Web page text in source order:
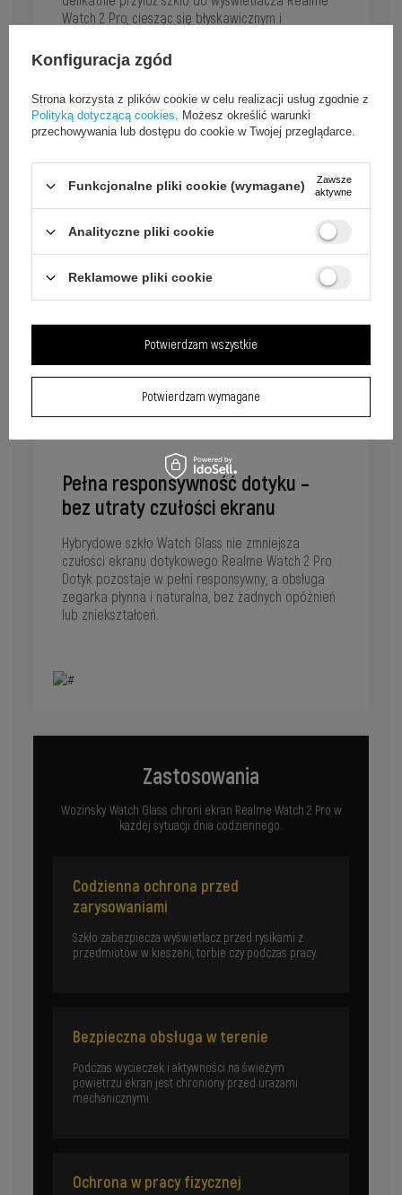
Watch 2 Pro, ciesząc się błyskawicznym i
Pełna responsywność dotyku –
bez utraty czułości ekranu
Hybrydowe szkło Watch Glass nie zmniejsza
czułości ekranu dotykowego Realme Watch 2 Pro.
Dotyk pozostaje w pełni responsywny, a obsługa
zegarka płynna i naturalna, bez żadnych opóźnień
lub zniekształceń.
Zastosowania
Wozinsky Watch Glass chroni ekran Realme Watch 2 Pro w
każdej sytuacji dnia codziennego.
Codzienna ochrona przed
zarysowaniami
Szkło zabezpiecza wyświetlacz przed rysikami z
przedmiotów w kieszeni, torbie czy podczas pracy.
Bezpieczna obsługa w terenie
Podczas wycieczek i aktywności na świeżym
powietrzu ekran jest chroniony przed urazami
mechanicznymi.
Ochrona w pracy fizycznej
Konfiguracja zgód
Strona korzysta z plików cookie w celu realizacji usług zgodnie z
Polityką dotyczącą cookies . Możesz określić warunki
przechowywania lub dostępu do cookie w Twojej przeglądarce.
Funkcjonalne pliki cookie (wymagane)
Zawsze
aktywne
Analityczne pliki cookie
Reklamowe pliki cookie
Potwierdzam wymagane
Potwierdzam wszystkie